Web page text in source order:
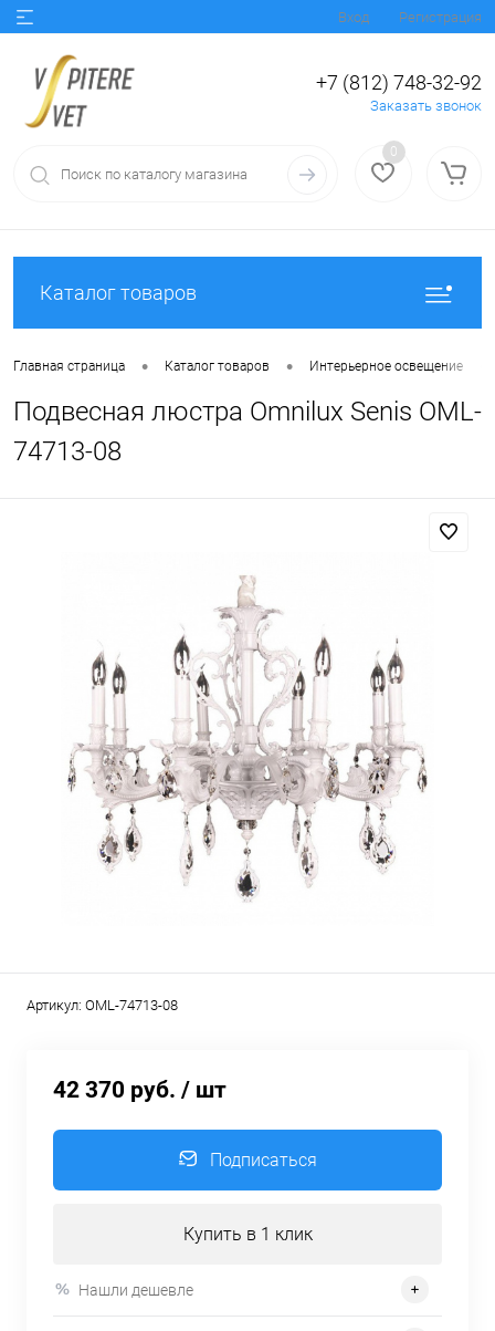
Вход Регистрация
+7 (812) 748-32-92
Заказать звонок
0
Каталог товаров
Главная страница • Каталог товаров • Интерьерное освещение
Подвесная люстра Omnilux Senis OML-
74713-08
Артикул: OML-74713-08
42 370 руб. / шт
Подписаться
Купить в 1 клик
Нашли дешевле